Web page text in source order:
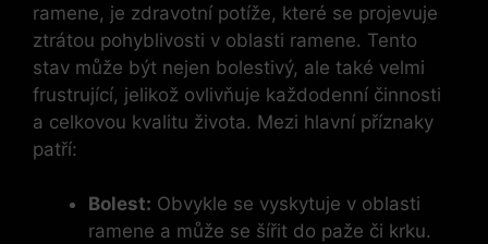
ramene, je zdravotní potíže, které se projevuje
ztrátou pohyblivosti v oblasti ramene. Tento
stav může být nejen bolestivý, ale také velmi
frustrující, jelikož ovlivňuje každodenní činnosti
a celkovou kvalitu života. Mezi hlavní příznaky
patří:
Bolest: Obvykle se vyskytuje v oblasti
ramene a může se šířit do paže či krku.